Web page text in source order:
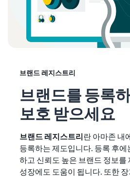
브랜드 레지스트리
브랜드를 등록
보호 받으세요
브랜드 레지스트리란 아마존 내
등록하는 제도입니다. 등록 후에
하고 신뢰도 높은 브랜드 정보를
성장에도 도움이 됩니다. 또한